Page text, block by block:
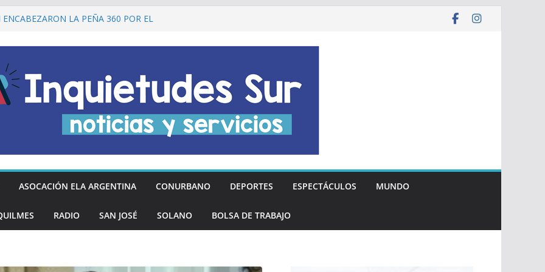
ENCABEZARON LA PEÑA 360 POR EL
LOS DÍAS MIÉRCOLES
los hinchas argentinos de las nuevas
MÁS DE 20 PRÓTESIS DENTALES
DE QUILMES OESTE
recordó a Jorge Novak a 25 años de
ASOCACIÓN ELA ARGENTINA CONURBANO DEPORTES ESPECTÁCULOS MUNDO
RADIO SAN JOSÉ SOLANO BOLSA DE TRABAJO